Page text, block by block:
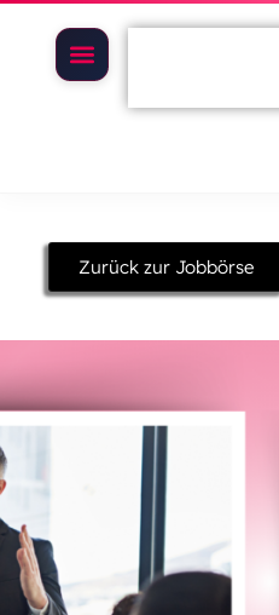
Zurück zur Jobbörse